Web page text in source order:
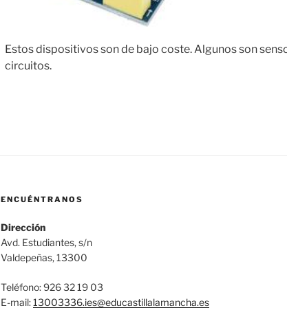
Estos dispositivos son de bajo coste. Algunos son
circuitos.
ENCUÉNTRANOS
Dirección
Avd. Estudiantes, s/n
Valdepeñas, 13300
Teléfono: 926 32 19 03
E-mail:13003336.ies@educastillalamancha.es